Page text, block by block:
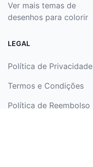
Ver mais temas de
desenhos para colorir
LEGAL
Política de Privacidade
Termos e Condições
Política de Reembolso